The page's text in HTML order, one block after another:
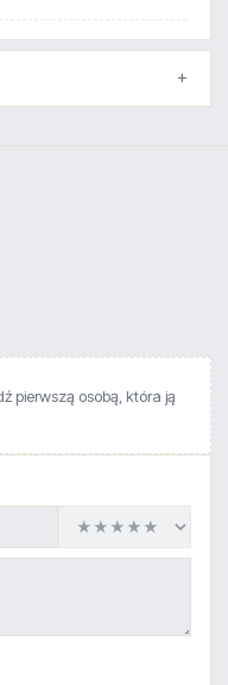
pierwszą osobą, która ją